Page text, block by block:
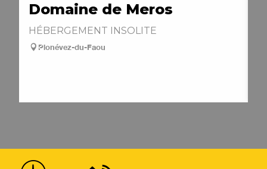
Activités
Domaine de Meros
HÉBERGEMENT INSOLITE
Plonévez-du-Faou